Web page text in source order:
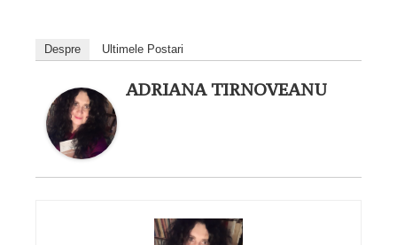
Despre Ultimele Postari
ADRIANA TIRNOVEANU